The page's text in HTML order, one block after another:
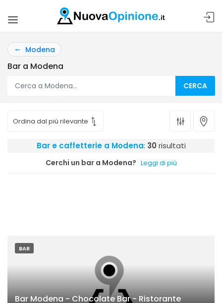
Modena
Bar a Modena
CERCA
Bar e caffetterie a Modena: 30 risultati
Cerchi un bar a Modena? Leggi di più
BAR
Bar Modena - Chocolate Bar - Ristorante